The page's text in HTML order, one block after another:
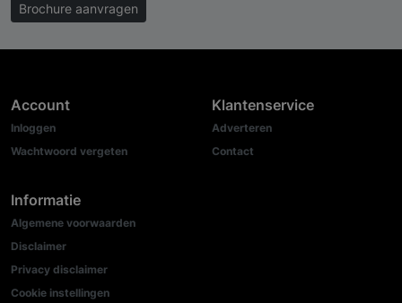
Brochure aanvragen
Account
Inloggen
Wachtwoord vergeten
Informatie
Algemene voorwaarden
Disclaimer
Privacy disclaimer
Cookie instellingen
Klantenservice
Adverteren
Contact